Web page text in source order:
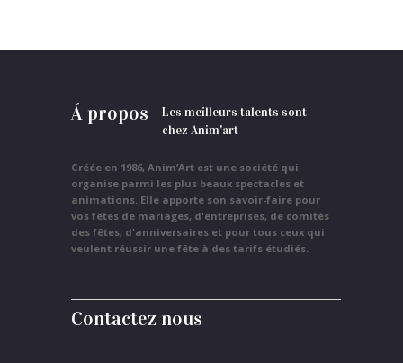
Á propos
Les meilleurs talents sont
chez Anim'art
Créée en 1986, Anim’Art est une société qui
organise parmi les plus beaux spectacles et
animations. Elle apporte son savoir-faire pour
vos fêtes de mariages, d'entreprises, de comités
des fêtes, d'anniversaires et pour tous ceux qui
veulent réussir une fête à des tarifs étudiés.
Contactez nous